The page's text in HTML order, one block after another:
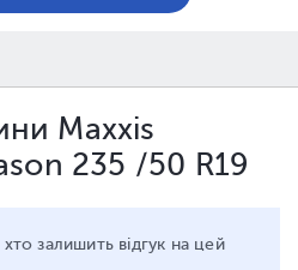
Maxxis
235 /50 R19
залишить відгук на цей